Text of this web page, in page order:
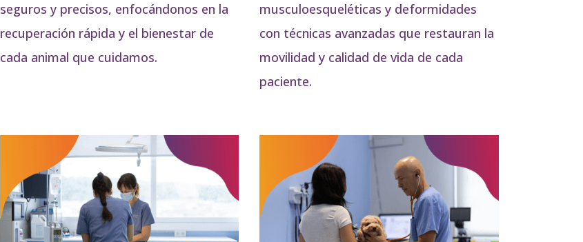
seguros y precisos, enfocándonos en la
recuperación rápida y el bienestar de
cada animal que cuidamos.
musculoesqueléticas y deformidades
con técnicas avanzadas que restauran la
movilidad y calidad de vida de cada
paciente.